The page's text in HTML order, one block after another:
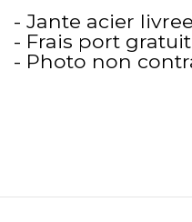
- Jante acier
- Frais port
- Photo non